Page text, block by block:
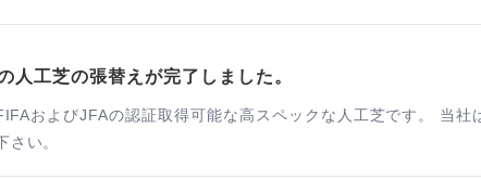
人工芝の張替えが完了しました。
およびJFAの認証取得可能な高スペックな人工芝です。 当社
い。